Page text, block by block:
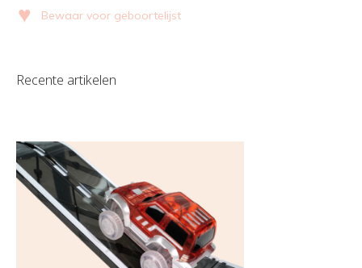
♥ Bewaar voor geboortelijst
Recente artikelen